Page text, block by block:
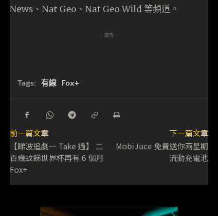
News、Nat Geo、Nat Geo Wild 等頻道。
- 廣告 -
Tags: 有線 Fox+
前一篇文章
【睇波追劇一 Take 過】 二
百幾蚊睇世界杯再有 6 個月
Fox+
下一篇文章
MobiJuce 免費送你兩星期
流動充電池